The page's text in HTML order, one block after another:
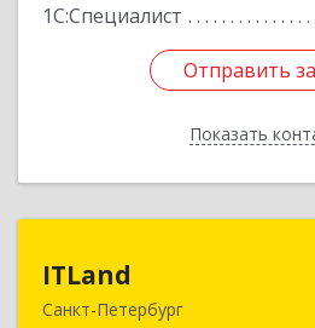
1С:Специалист
Отправить
Показать
Отправить
Назад
ITLand
Санкт-Петербург
197101, Санкт-Петербург